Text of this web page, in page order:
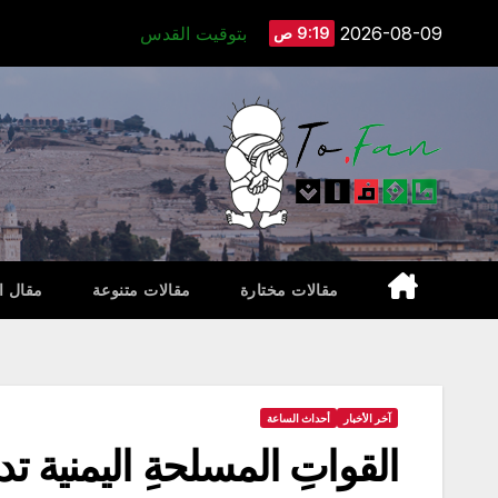
2026-08-09 9:19 ص بتوقيت القدس
مقالات مختارة مقالات متنوعة مقال
آخر الأخبار أحداث الساعة
القواتِ المسلحةِ